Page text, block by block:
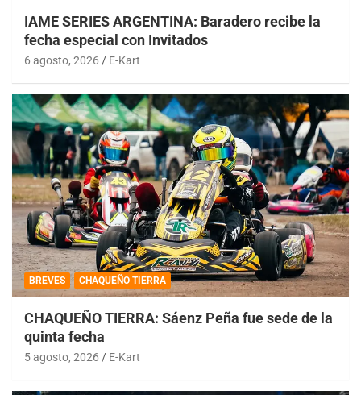
IAME SERIES ARGENTINA: Baradero recibe la
fecha especial con Invitados
6 agosto, 2026 E-Kart
BREVES CHAQUEÑO TIERRA
CHAQUEÑO TIERRA: Sáenz Peña fue sede de la
quinta fecha
5 agosto, 2026 E-Kart